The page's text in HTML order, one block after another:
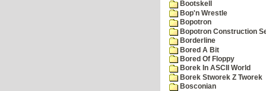
Bootskell
Bop'n Wrestle
Bopotron
Bopotron Construction
Borderline
Bored A Bit
Bored Of Floppy
Borek In ASCII World
Borek Stworek Z Tworek
Bosconian